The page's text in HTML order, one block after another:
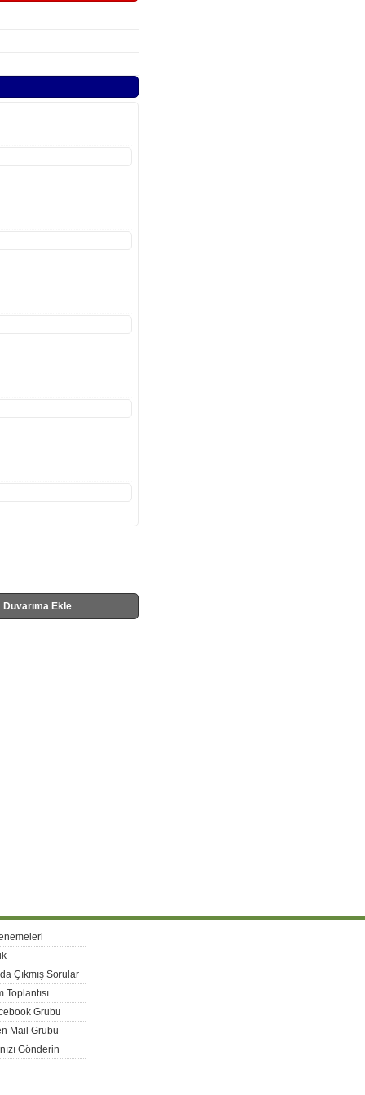
Duvarıma Ekle
Çıkmış Sorular
Toplantısı
Grubu
Mail Grubu
Gönderin